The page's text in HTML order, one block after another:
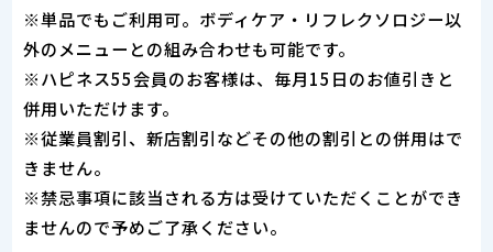
※単品でもご利用可。ボディケア・リフレクソロジー以
外のメニューとの組み合わせも可能です。
※ハピネス55会員のお客様は、毎月15日のお値引きと
併用いただけます。
※従業員割引、新店割引などその他の割引との併用はで
きません。
※禁忌事項に該当される方は受けていただくことができ
ませんので予めご了承ください。